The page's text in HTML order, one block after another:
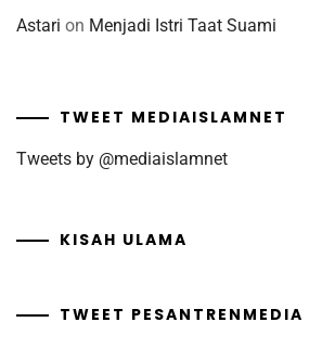
Astari on Menjadi Istri Taat Suami
TWEET MEDIAISLAMNET
Tweets by @mediaislamnet
KISAH ULAMA
TWEET PESANTRENMEDIA